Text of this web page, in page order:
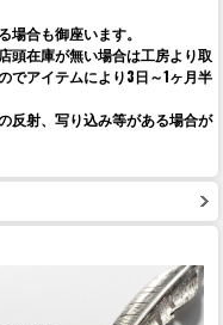
合も御座います。
頭在庫が無い場合は工房より取
でアイテムにより3日～1ヶ月半
反射、写り込み等がある場合が